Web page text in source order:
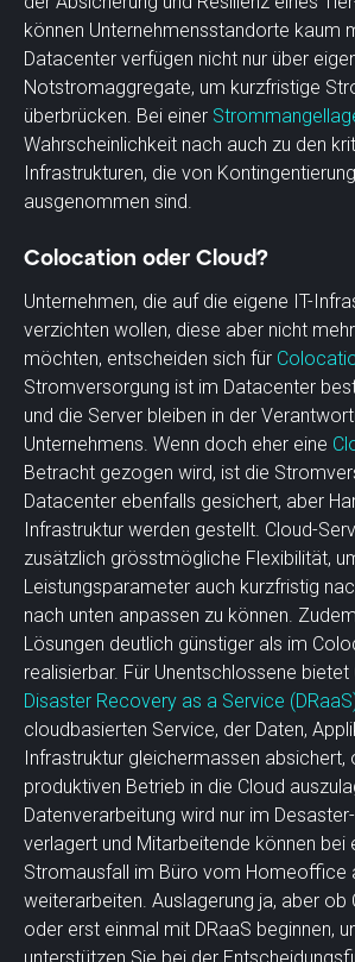
können Unternehmensstandorte kaum
Datacenter verfügen nicht nur über
Notstromaggregate, um kurzfristige
überbrücken. Bei einer
Wahrscheinlichkeit nach auch zu den
Infrastrukturen, die von
ausgenommen sind.
Colocation oder Cloud?
Unternehmen, die auf die eigene IT-
verzichten wollen, diese aber nicht
möchten, entscheiden sich für
Stromversorgung ist im Datacenter
und die Server bleiben in der
Unternehmens. Wenn doch eher eine
Betracht gezogen wird, ist die
Datacenter ebenfalls gesichert, aber
Infrastruktur werden gestellt. Cloud-
zusätzlich grösstmögliche Flexibilität,
Leistungsparameter auch kurzfristig
nach unten anpassen zu können.
Lösungen deutlich günstiger als im
realisierbar. Für Unentschlossene bietet
Disaster Recovery as a Service
cloudbasierten Service, der Daten,
Infrastruktur gleichermassen absichert,
produktiven Betrieb in die Cloud
Datenverarbeitung wird nur im
verlagert und Mitarbeitende können bei
Stromausfall im Büro vom Homeoffice
weiterarbeiten. Auslagerung ja, aber ob
oder erst einmal mit DRaaS beginnen,